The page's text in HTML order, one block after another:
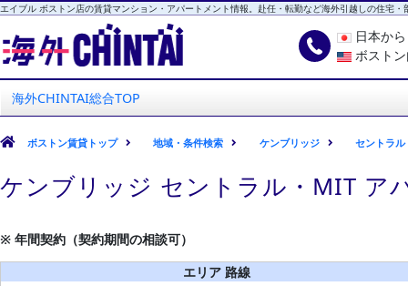
エイブル ボストン店の賃貸マンション・アパートメント情報。赴任・転勤など海外引越しの住宅・
海外CHINTAI
エイブル ボストン店
日本か
ボスト
海外CHINTAI総合TOP
ボストン賃貸トップ 地域・条件検索 ケンブリッジ セントラ
ケンブリッジ セントラル・MIT ア
※ 年間契約（契約期間の相談可）
エリア 路線